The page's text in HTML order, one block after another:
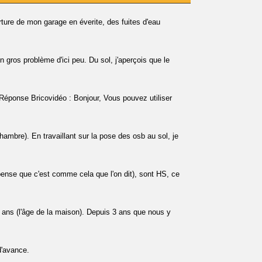
de mon garage en éverite, des fuites d'eau
problème d'ici peu. Du sol, j'aperçois que le
Bricovidéo : Bonjour, Vous pouvez utiliser
En travaillant sur la pose des osb au sol, je
que c'est comme cela que l'on dit), sont HS, ce
(l'âge de la maison). Depuis 3 ans que nous y